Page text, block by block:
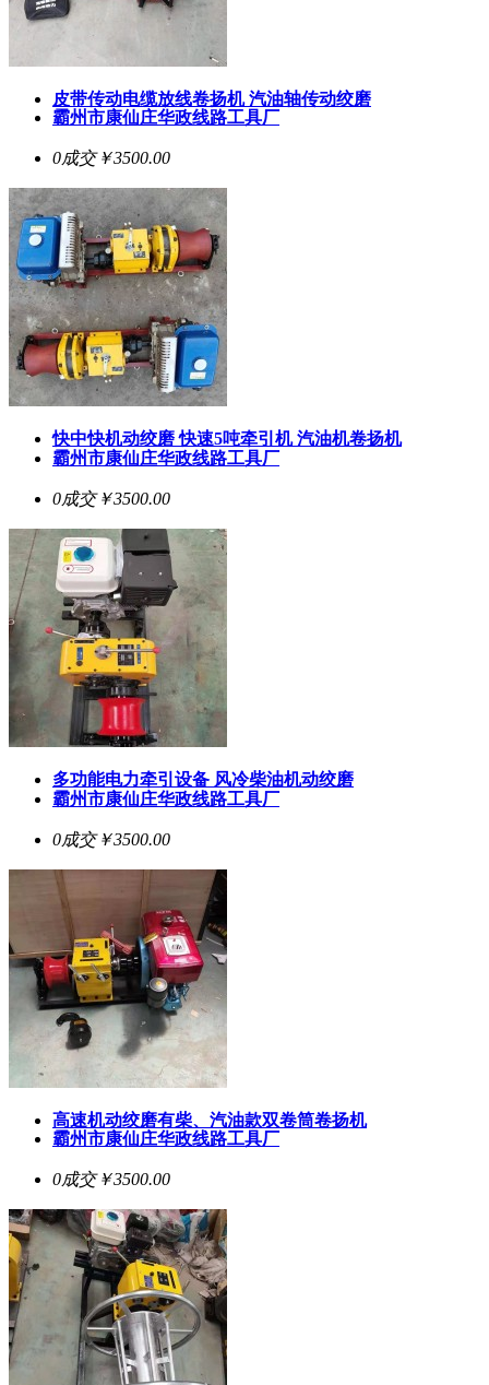
皮带传动电缆放线卷扬机 汽油轴传动绞磨
霸州市康仙庄华政线路工具厂
0成交￥3500.00
快中快机动绞磨 快速5吨牵引机 汽油机卷扬机
霸州市康仙庄华政线路工具厂
0成交￥3500.00
多功能电力牵引设备 风冷柴油机动绞磨
霸州市康仙庄华政线路工具厂
0成交￥3500.00
高速机动绞磨有柴、汽油款双卷筒卷扬机
霸州市康仙庄华政线路工具厂
0成交￥3500.00